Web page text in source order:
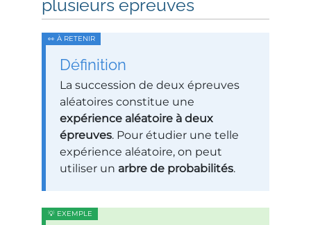
plusieurs épreuves
Définition
La succession de deux épreuves
aléatoires constitue une
expérience aléatoire à deux
épreuves. Pour étudier une telle
expérience aléatoire, on peut
utiliser un arbre de probabilités.